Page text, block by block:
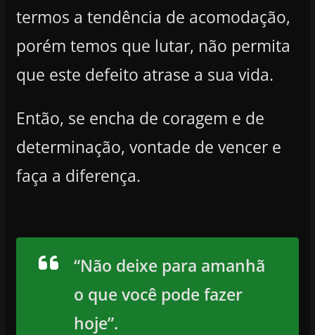
termos a tendência de acomodação,
porém temos que lutar, não permita
que este defeito atrase a sua vida.
Então, se encha de coragem e de
determinação, vontade de vencer e
faça a diferença.
“Não deixe para amanhã
o que você pode fazer
hoje”.